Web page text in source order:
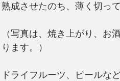
熟成させたのち、薄く切っ
（写真は、焼き上がり、
ります。）
ドライフルーツ、ピールな